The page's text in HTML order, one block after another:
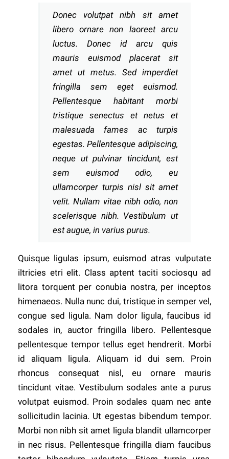
Donec volutpat nibh sit amet
libero ornare non laoreet arcu
luctus. Donec id arcu quis
mauris euismod placerat sit
amet ut metus. Sed imperdiet
fringilla sem eget euismod.
Pellentesque habitant morbi
tristique senectus et netus et
malesuada fames ac turpis
egestas. Pellentesque adipiscing,
neque ut pulvinar tincidunt, est
sem euismod odio, eu
ullamcorper turpis nisl sit amet
velit. Nullam vitae nibh odio, non
scelerisque nibh. Vestibulum ut
est augue, in varius purus.
Quisque ligulas ipsum, euismod atras vulputate
iltricies etri elit. Class aptent taciti sociosqu ad
litora torquent per conubia nostra, per inceptos
himenaeos. Nulla nunc dui, tristique in semper vel,
congue sed ligula. Nam dolor ligula, faucibus id
sodales in, auctor fringilla libero. Pellentesque
pellentesque tempor tellus eget hendrerit. Morbi
id aliquam ligula. Aliquam id dui sem. Proin
rhoncus consequat nisl, eu ornare mauris
tincidunt vitae. Vestibulum sodales ante a purus
volutpat euismod. Proin sodales quam nec ante
sollicitudin lacinia. Ut egestas bibendum tempor.
Morbi non nibh sit amet ligula blandit ullamcorper
in nec risus. Pellentesque fringilla diam faucibus